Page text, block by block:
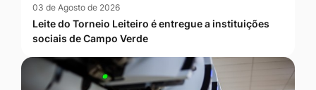
03 de Agosto de 2026
Leite do Torneio Leiteiro é entregue a instituições
sociais de Campo Verde